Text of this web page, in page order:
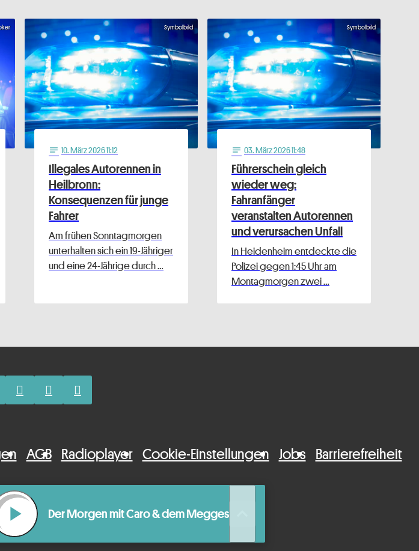
Symbolbild
notes 10. März 2026 11:12
Illegales Autorennen in
Heilbronn:
Konsequenzen für junge
Fahrer
Am frühen Sonntagmorgen
unterhalten sich ein 19-Jähriger
und eine 24-Jährige durch …
Symbolbild
notes 03. März 2026 11:48
Führerschein gleich
wieder weg:
Fahranfänger
veranstalten Autorennen
und verursachen Unfall
In Heidenheim entdeckte die
Polizei gegen 1:45 Uhr am
Montagmorgen zwei …
AGB Radioplayer Cookie-Einstellungen Jobs Barrierefreiheit
play_arrow Der Morgen mit Caro & dem Megges